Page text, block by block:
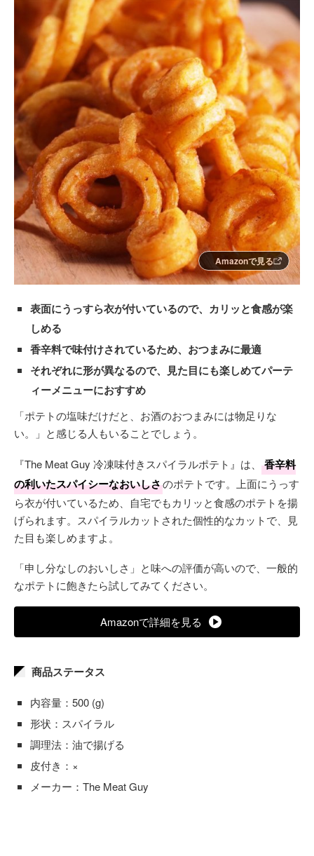
Amazonで見る
表面にうっすら衣が付いているので、カリッと食感が楽
しめる
香辛料で味付けされているため、おつまみに最適
それぞれに形が異なるので、見た目にも楽しめてパーテ
ィーメニューにおすすめ
「ポテトの塩味だけだと、お酒のおつまみには物足りな
い。」と感じる人もいることでしょう。
『The Meat Guy 冷凍味付きスパイラルポテト』は、
香辛料
の利いたスパイシーなおいしさのポテトです。上面にうっす
ら衣が付いているため、自宅でもカリッと食感のポテトを揚
げられます。スパイラルカットされた個性的なカットで、見
た目も楽しめますよ。
「申し分なしのおいしさ」と味への評価が高いので、一般的
なポテトに飽きたら試してみてください。
Amazonで詳細を見る
商品ステータス
内容量：500 (g)
形状：スパイラル
調理法：油で揚げる
皮付き：×
メーカー：The Meat Guy